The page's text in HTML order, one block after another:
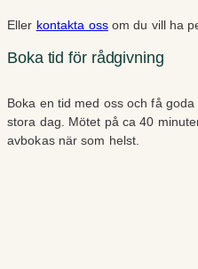
Eller kontakta ossom du vill ha
Boka tid för rådgivning
Boka en tid med oss och få
stora dag. Mötet på ca 40
avbokas när som helst.